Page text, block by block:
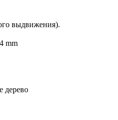
выдвижения).
mm
дерево